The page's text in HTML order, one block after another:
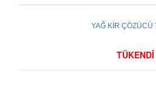
YAĞ KİR ÇÖZÜCÜ
TÜKENDİ